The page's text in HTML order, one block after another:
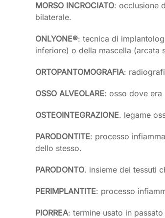
MORSO INCROCIATO: occlusione
bilaterale.
ONLYONE®: tecnica di
inferiore) o della mascella (arcata
ORTOPANTOMOGRAFIA:
OSSO ALVEOLARE: osso dove
OSTEOINTEGRAZIONE. legame
PARODONTITE: processo
dello stesso.
PARODONTO. insieme dei tessuti
PERIMPLANTITE: processo
PIORREA: termine usato in